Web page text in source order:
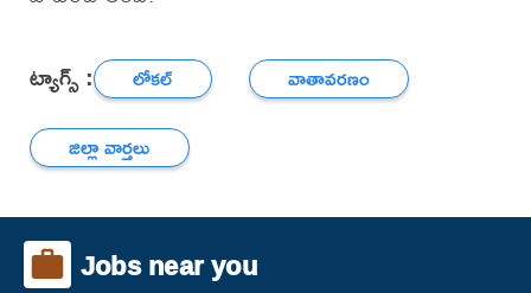
ట్యాగ్స్ : లోకల్
వాతావరణం
జిల్లా వార్తలు
Jobs near you